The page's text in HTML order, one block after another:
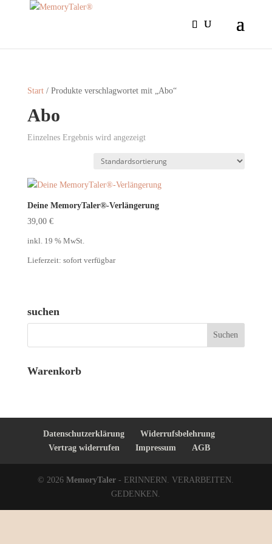
Start/ Produkte verschlagwortet mit „Abo“
Abo
Einzelnes Ergebnis wird angezeigt
Deine MemoryTaler®-Verlängerung
39,00 €
inkl. 19 % MwSt.
Lieferzeit: sofort verfügbar
suchen
Warenkorb
Datenschutzerklärung
Widerrufsbelehrung
Vertrag widerrufen
Impressum AGB
© 2026MemoryTaler - ERINNERN. VERARBEITEN.
GEDENKEN.